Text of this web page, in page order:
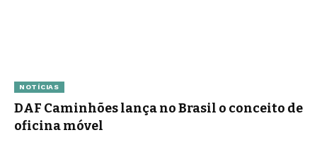
NOTÍCIAS
DAF Caminhões lança no Brasil o conceito de
oficina móvel